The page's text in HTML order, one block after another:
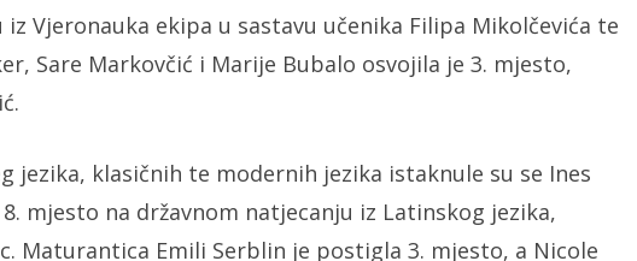
Vjeronauka ekipa u sastavu učenika Filipa Mikolčevića te
Sare Markovčić i Marije Bubalo osvojila je 3. mjesto,
jezika, klasičnih te modernih jezika istaknule su se Ines
mjesto na državnom natjecanju iz Latinskog jezika,
Maturantica Emili Serblin je postigla 3. mjesto, a Nicole